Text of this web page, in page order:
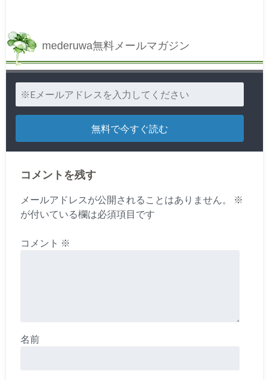
mederuwa無料メールマガジン
コメントを残す
メールアドレスが公開されることはありません。
※
が付いている欄は必須項目です
コメント ※
名前